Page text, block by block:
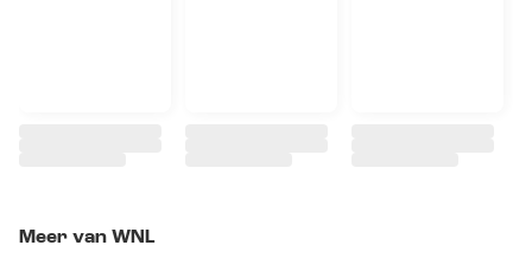
Meer van WNL